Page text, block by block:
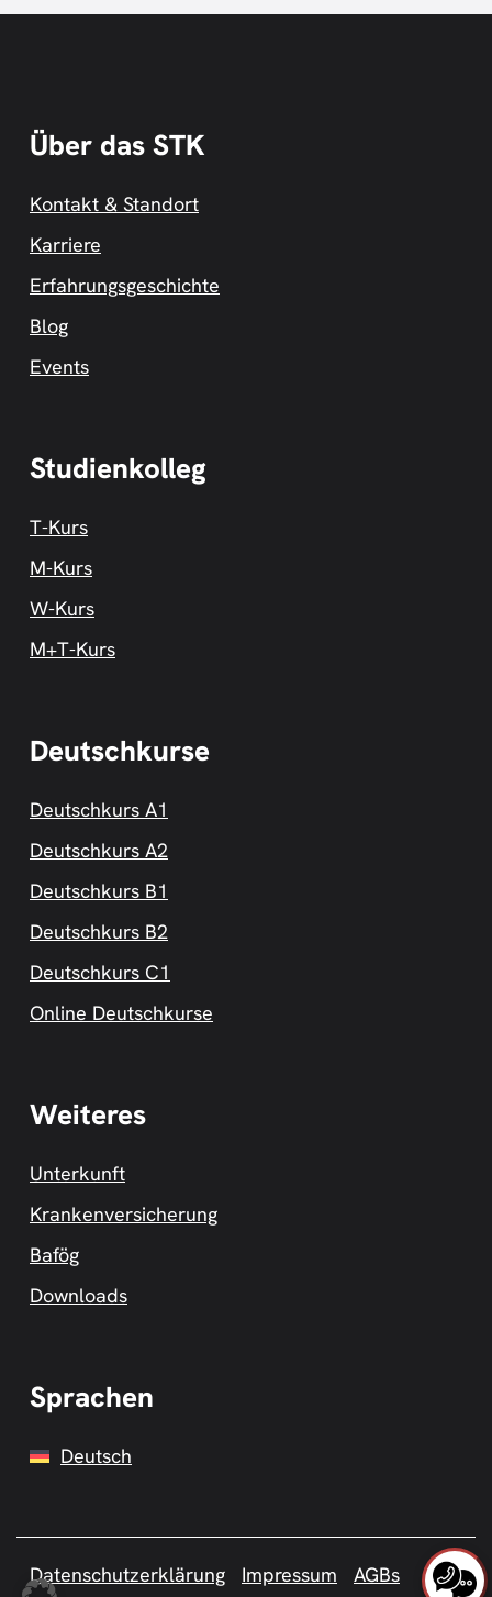
Über das STK
Kontakt & Standort
Karriere
Erfahrungsgeschichte
Blog
Events
Studienkolleg
T-Kurs
M-Kurs
W-Kurs
M+T-Kurs
Deutschkurse
Deutschkurs A1
Deutschkurs A2
Deutschkurs B1
Deutschkurs B2
Deutschkurs C1
Online Deutschkurse
Weiteres
Unterkunft
Krankenversicherung
Bafög
Downloads
Sprachen
Deutsch
Datenschutzerklärung Impressum AGBs